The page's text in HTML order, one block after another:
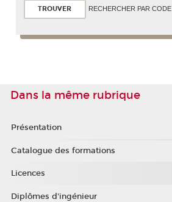
RECHERCHER PAR CODE
Dans la même rubrique
Présentation
Catalogue des formations
Licences
Diplômes d'ingénieur